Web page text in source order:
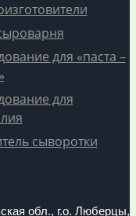
для «паста –
для
сыворотки
обл., г.о. Люберцы,